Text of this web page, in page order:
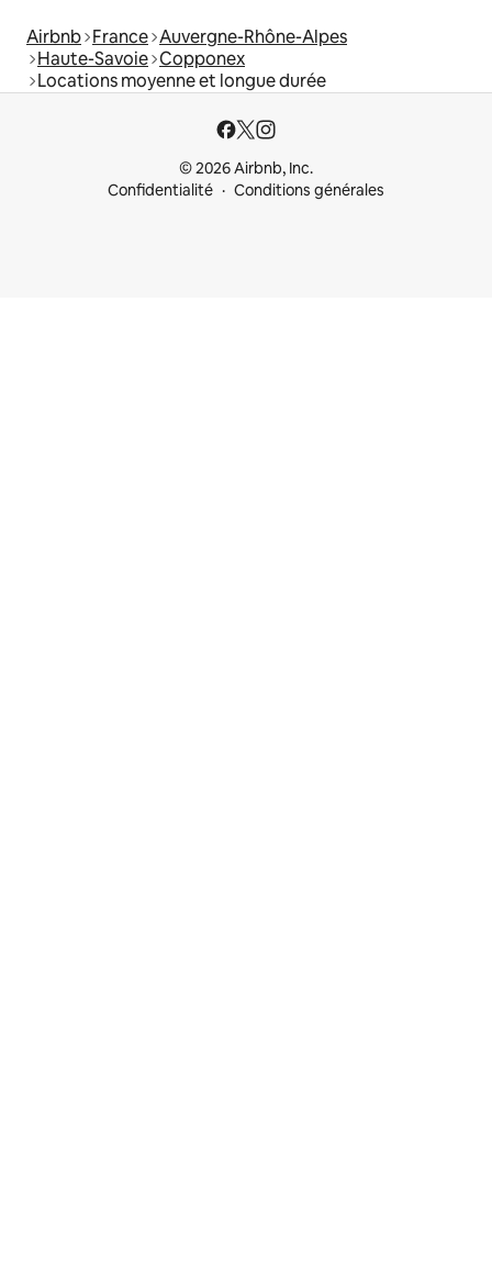
Airbnb France Auvergne-Rhône-Alpes
Haute-Savoie Copponex
Locations moyenne et longue durée
© 2026 Airbnb, Inc.
Confidentialité
Conditions générales